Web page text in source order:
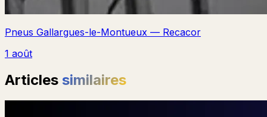
Pneus Gallargues-le-Montueux — Recacor
1 août
Articles similaires